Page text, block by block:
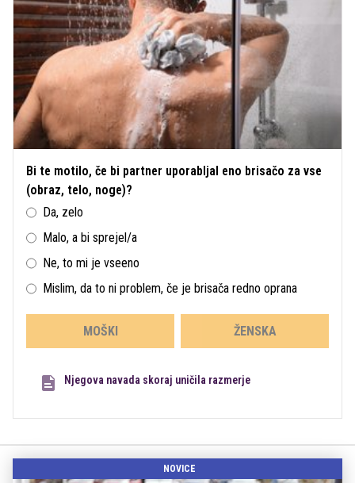
Bi te motilo, če bi partner uporabljal eno brisačo za vse
(obraz, telo, noge)?
Da, zelo
Malo, a bi sprejel/a
Ne, to mi je vseeno
Mislim, da to ni problem, če je brisača redno oprana
MOŠKI ŽENSKA
Njegova navada skoraj uničila razmerje
NOVICE